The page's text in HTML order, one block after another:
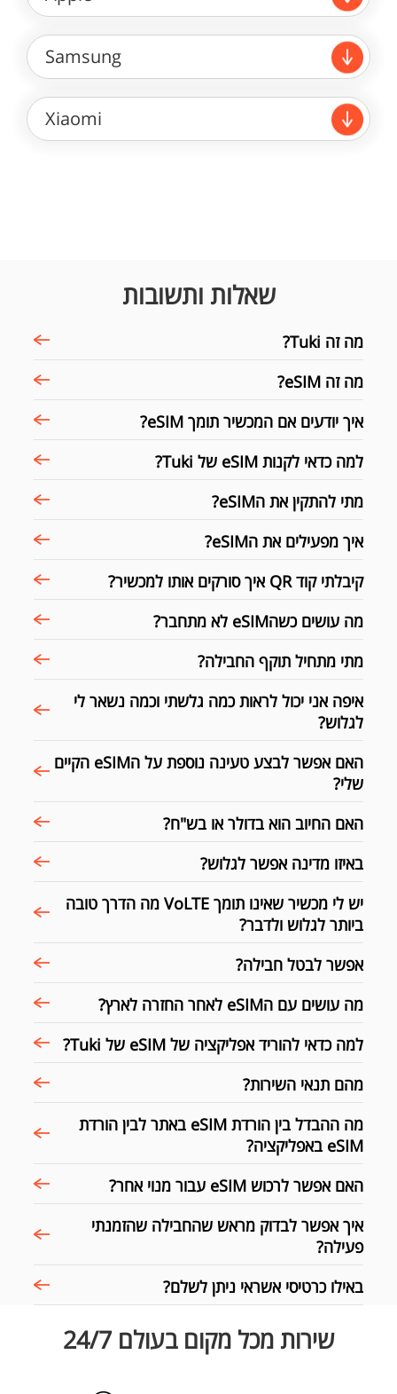
Samsung
Xiaomi
שאלות ותשובות
מה זה Tuki?
מה זה eSIM?
איך יודעים אם המכשיר תומך eSIM?
למה כדאי לקנות eSIM של Tuki?
מתי להתקין את הeSIM?
איך מפעילים את הeSIM?
קיבלתי קוד QR איך סורקים אותו למכשיר?
מה עושים כשהeSIM לא מתחבר?
מתי מתחיל תוקף החבילה?
איפה אני יכול לראות כמה גלשתי וכמה נשאר לי
לגלוש?
האם אפשר לבצע טעינה נוספת על הeSIM הקיים
שלי?
האם החיוב הוא בדולר או בש"ח?
באיזו מדינה אפשר לגלוש?
יש לי מכשיר שאינו תומך VoLTE מה הדרך טובה
ביותר לגלוש ולדבר?
אפשר לבטל חבילה?
מה עושים עם הeSIM לאחר החזרה לארץ?
למה כדאי להוריד אפליקציה של eSIM של Tuki?
מהם תנאי השירות?
מה ההבדל בין הורדת eSIM באתר לבין הורדת
eSIM באפליקציה?
האם אפשר לרכוש eSIM עבור מנוי אחר?
איך אפשר לבדוק מראש שהחבילה שהזמנתי
פעילה?
באילו כרטיסי אשראי ניתן לשלם?
שירות מכל מקום בעולם 24/7